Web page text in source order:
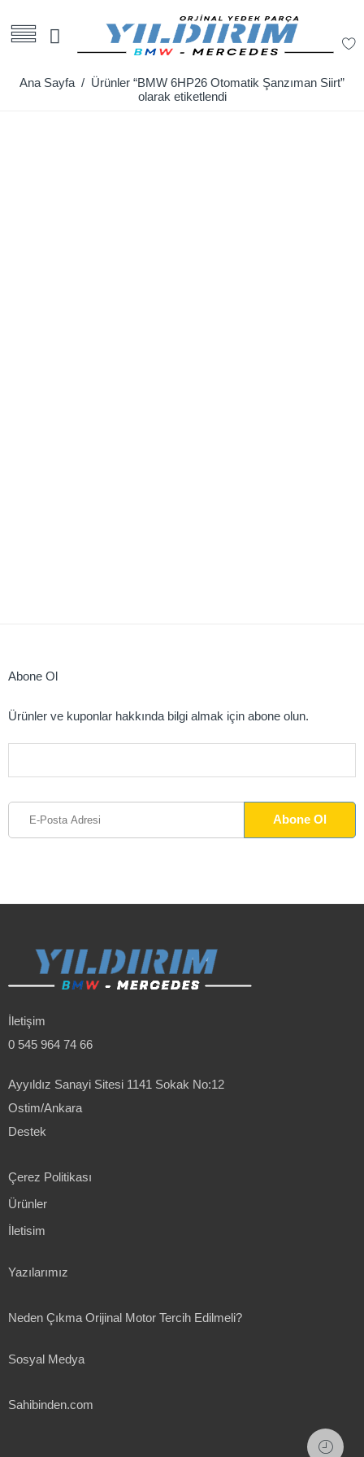
Ana Sayfa / Ürünler “BMW 6HP26 Otomatik Şanzıman Siirt”
olarak etiketlendi
Abone Ol
Ürünler ve kuponlar hakkında bilgi almak için abone olun.
İletişim
0 545 964 74 66
Ayyıldız Sanayi Sitesi 1141 Sokak No:12
Ostim/Ankara
Destek
Çerez Politikası
Ürünler
İletisim
Yazılarımız
Neden Çıkma Orijinal Motor Tercih Edilmeli?
Sosyal Medya
Sahibinden.com